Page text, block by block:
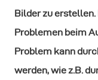
Bilder zu erstellen.
Problemen beim
Problem kann
werden, wie z.B.